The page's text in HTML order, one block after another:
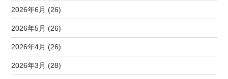
2026年6月 (26)
2026年5月 (26)
2026年4月 (26)
2026年3月 (28)